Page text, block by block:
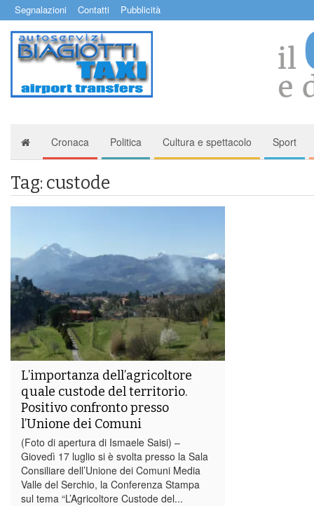
Segnalazioni Contatti Pubblicità
Cronaca Politica Cultura e spettacolo Sport
Tag: custode
L’importanza dell’agricoltore
quale custode del territorio.
Positivo confronto presso
l’Unione dei Comuni
(Foto di apertura di Ismaele Saisi) –
Giovedì 17 luglio si è svolta presso la Sala
Consiliare dell’Unione dei Comuni Media
Valle del Serchio, la Conferenza Stampa
sul tema “L’Agricoltore Custode del...